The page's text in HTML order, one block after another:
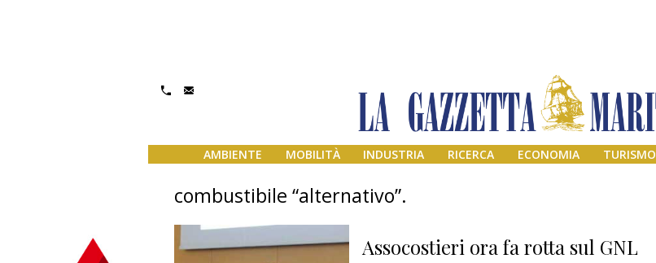
AMBIENTE MOBILITÀ INDUSTRIA RICERCA ECONOMIA TURISMO
combustibile “alternativo”.
Assocostieri ora fa rotta sul GNL